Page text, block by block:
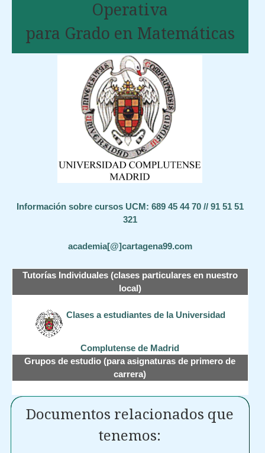
Operativa
para Grado en Matemáticas
Información sobre cursos UCM: 689 45 44 70 // 91 51 51
321
academia[@]cartagena99.com
Tutorías Individuales (clases particulares en nuestro
local)
Clases a estudiantes de la Universidad
Complutense de Madrid
Grupos de estudio (para asignaturas de primero de
carrera)
Documentos relacionados que
tenemos: